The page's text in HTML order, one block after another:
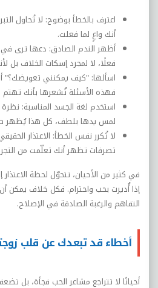
اعترف بالخطأ بوضوح: لا تُحاول
أنك واعٍ لما فعلت.
أظهر الندم الصادق: دعها ترى
فعلًا، لا لمجرد إسكات الخلاف بل
اسألها: "كيف يمكنني تعويضك؟"
فهذه الأسئلة تُشعرها بأنك
استخدم لغة الجسد المناسبة:
لمس يدها بلطف، كل هذا يُظهر
لا تُكرر نفس الخطأ: الاعتذار
تصرفات تظهر أنك تعلّمت من
في كثير من الأحيان، تتحوّل لحظة
إذا أُديرت بحب واحترام. فكل خلاف يمكن
التفاهم والرغبة الصادقة في الإصلاح.
أخطاء قد تبعدك عن قلب
أحيانًا لا تتراجع مشاعر الحب فجأة، بل